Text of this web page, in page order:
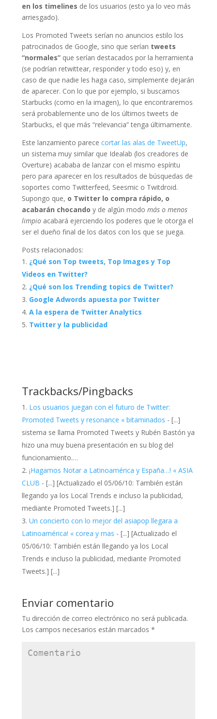
en los timelines de los usuarios (esto ya lo veo más
arriesgado).
Los Promoted Tweets serían no anuncios estilo los
patrocinados de Google, sino que serían tweets
“normales” que serían destacados por la herramienta
(se podrían retwittear, responder y todo eso) y, en
caso de que nadie les haga caso, simplemente dejarán
de aparecer. Con lo que por ejemplo, si buscamos
Starbucks (como en la imagen), lo que encontraremos
será probablemente uno de los últimos tweets de
Starbucks, el que más “relevancia” tenga últimamente.
Este lanzamiento parece cortar las alas de TweetUp,
un sistema muy similar que Idealab (los creadores de
Overture) acababa de lanzar con el mismo espíritu
pero para aparecer en los resultados de búsquedas de
soportes como Twitterfeed, Seesmic o Twitdroid.
Supongo que, o Twitter lo compra rápido, o
acabarán chocando y de algún modo más o menos
limpioacabará ejerciendo los poderes que le otorga el
ser el dueño final de los datos con los que se juega.
Posts relacionados:
¿Qué son Top tweets, Top Images y Top
Videos en Twitter?
¿Qué son los Trending topics de Twitter?
Google Adwords apuesta por Twitter
A la espera de Twitter Analytics
Twitter y la publicidad
Trackbacks/Pingbacks
Los usuarios juegan con el futuro de Twitter:
Promoted Tweets y resonance « bitaminados - [...]
sistema se llama Promoted Tweets y Rubén Bastón ya
hizo una muy buena presentación en su blog del
funcionamiento.…
¡Hagamos Notar a Latinoamérica y España…! « ASIA
CLUB - [...] [Actualizado el 05/06/10: También están
llegando ya los Local Trends e incluso la publicidad,
mediante Promoted Tweets.] [...]
Un concierto con lo mejor del asiapop llegara a
Latinoamérica! « corea y mas - [...] [Actualizado el
05/06/10: También están llegando ya los Local
Trends e incluso la publicidad, mediante Promoted
Tweets.] [...]
Enviar comentario
Tu dirección de correo electrónico no será publicada.
Los campos necesarios están marcados *